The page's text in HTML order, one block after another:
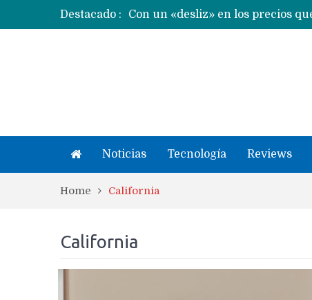
Destacado :
Noticias Tecnología Reviews
Home California
California